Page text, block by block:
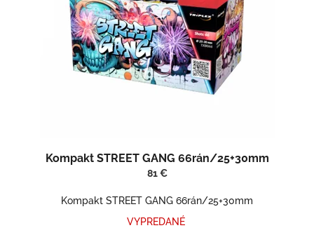
Kompakt STREET GANG 66rán/25+30mm
81 €
Kompakt STREET GANG 66rán/25+30mm
VYPREDANÉ